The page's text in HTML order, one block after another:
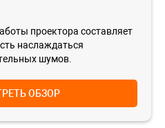
проектора составляет
наслаждаться
шумов.
ОБЗОР